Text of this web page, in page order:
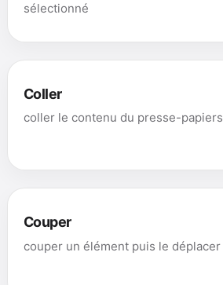
sélectionné
Coller
coller le contenu du presse-papiers
Couper
couper un élément puis le déplacer